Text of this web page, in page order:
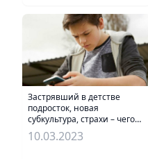
Застрявший в детстве
подросток, новая
субкультура, страхи – чего
не знают родители
10.03.2023